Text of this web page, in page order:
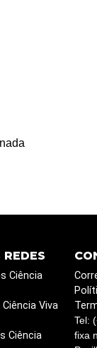
Ciência
Ciência Viva
Ciência
Tel:
fixa